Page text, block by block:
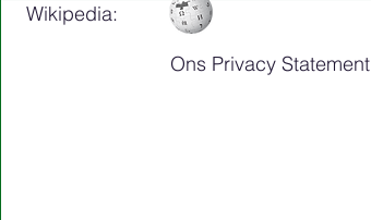
Wikipedia:
Ons Privacy Statement